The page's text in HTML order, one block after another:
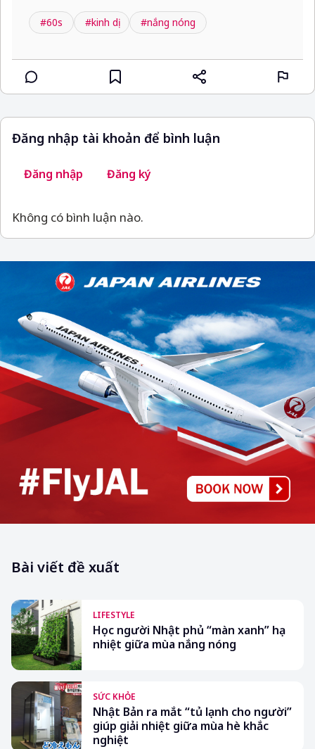
#60s #kinh dị #nắng nóng
Đăng nhập tài khoản để bình luận
Đăng nhập Đăng ký
Không có bình luận nào.
Bài viết đề xuất
LIFESTYLE
Học người Nhật phủ “màn xanh” hạ
nhiệt giữa mùa nắng nóng
SỨC KHỎE
Nhật Bản ra mắt “tủ lạnh cho người”
giúp giải nhiệt giữa mùa hè khắc
nghiệt